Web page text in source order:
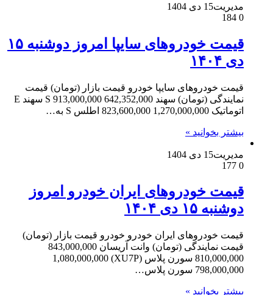
مدیریت15 دی 1404
0
قیمت خودرو‌های سایپا امروز دوشنبه ۱۵
دی ۱۴۰۴
قیمت خودروهای سایپا خودرو قیمت بازار (تومان) قیمت
نمایندگی (تومان) سهند S 913,000,000 642,352,000 سهند E
اتوماتیک 1,270,000,000 823,600,000 اطلس S به…
بیشتر بخوانید »
مدیریت15 دی 1404
0
قیمت خودرو‌های ایران خودرو امروز
دوشنبه ۱۵ دی ۱۴۰۴
قیمت خودروهای ایران خودرو خودرو قیمت بازار (تومان)
قیمت نمایندگی (تومان) وانت آریسان 843,000,000
810,000,000 سورن پلاس (XU7P) 1,080,000,000
798,000,000 سورن پلاس…
بیشتر بخوانید »